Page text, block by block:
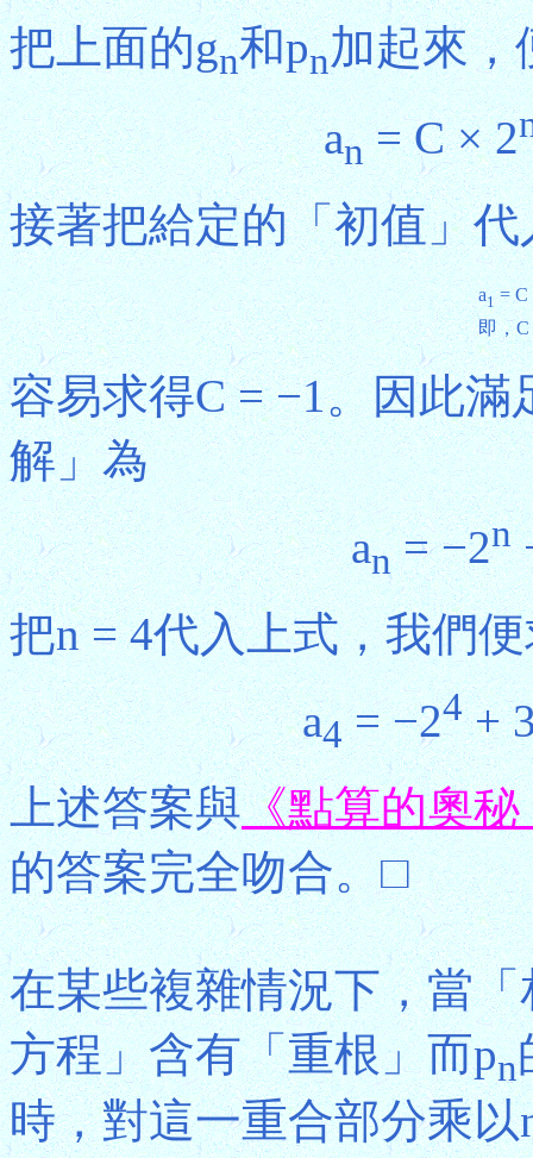
把上面的gn和pn加起來，
an= C × 2
接著把給定的「初值」
a1= C
即，C
容易求得C = −1。因此
解」為
an= −2n
把n = 4代入上式，我們
a4= −24+
上述答案與《點算的奧
的答案完全吻合。□
在某些複雜情況下，當
方程」含有「重根」而pn
時，對這一重合部分乘